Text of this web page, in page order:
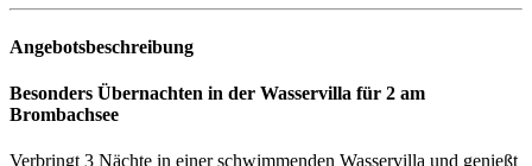
Angebotsbeschreibung
Besonders Übernachten in der Wasservilla für 2 am
Brombachsee
Verbringt 3 Nächte in einer schwimmenden Wasservilla und genießt